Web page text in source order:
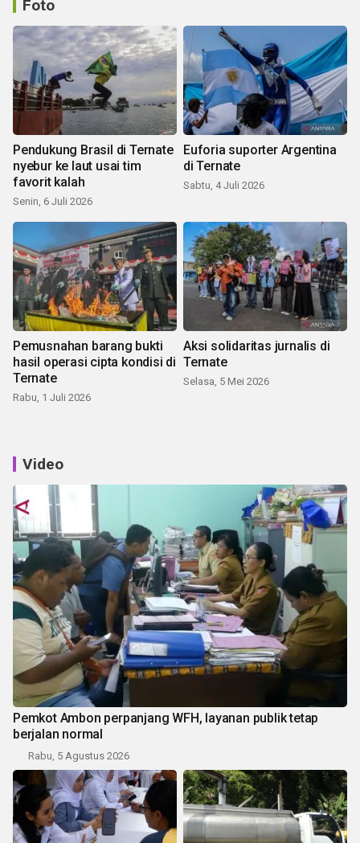
Foto
Pendukung Brasil di Ternate
nyebur ke laut usai tim
favorit kalah
Senin, 6 Juli 2026
Euforia suporter Argentina
di Ternate
Sabtu, 4 Juli 2026
Pemusnahan barang bukti
hasil operasi cipta kondisi di
Ternate
Rabu, 1 Juli 2026
Aksi solidaritas jurnalis di
Ternate
Selasa, 5 Mei 2026
Video
Pemkot Ambon perpanjang WFH, layanan publik tetap
berjalan normal
Rabu, 5 Agustus 2026